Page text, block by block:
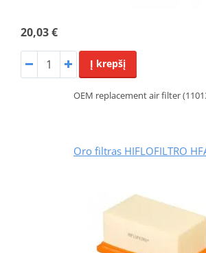
20,03 €
Į krepšį
OEM replacement air filter
Oro filtras HIFLOFILTRO